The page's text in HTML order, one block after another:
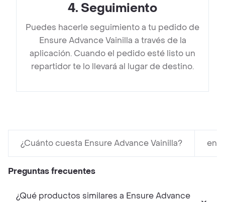
4. Seguimiento
Puedes hacerle seguimiento a tu pedido de
Ensure Advance Vainilla a través de la
aplicación. Cuando el pedido esté listo un
repartidor te lo llevará al lugar de destino.
¿Cuánto cuesta Ensure Advance Vainilla? en
Preguntas frecuentes
¿Qué productos similares a Ensure Advance